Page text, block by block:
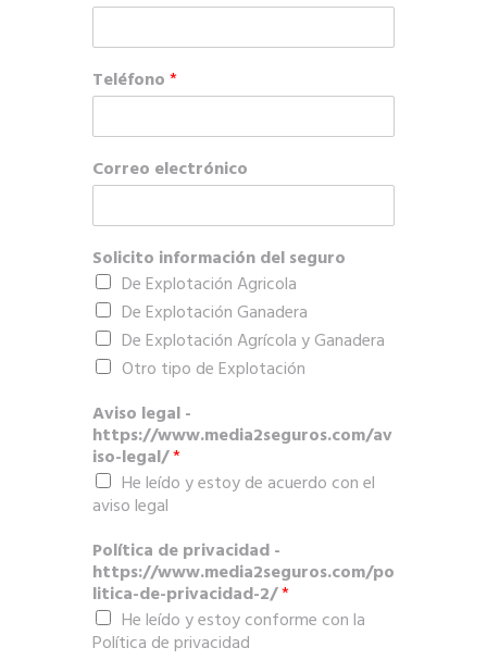
Teléfono*
Correo electrónico
Solicito información del seguro
De Explotación Agricola
De Explotación Ganadera
De Explotación Agrícola y Ganadera
Otro tipo de Explotación
Aviso legal -
https://www.media2seguros.com/av
iso-legal/*
He leído y estoy de acuerdo con el
aviso legal
Política de privacidad -
https://www.media2seguros.com/po
litica-de-privacidad-2/*
He leído y estoy conforme con la
Política de privacidad